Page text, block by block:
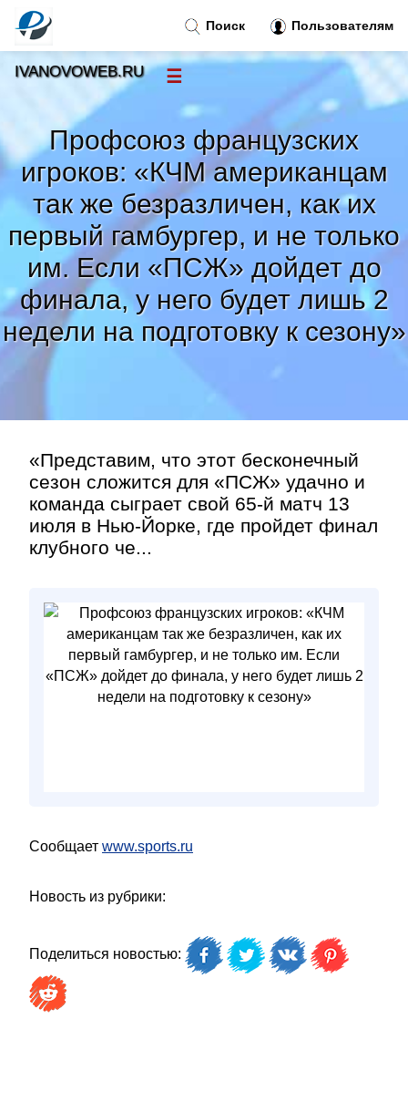
Профсоюз французских
игроков: «КЧМ американцам
так же безразличен, как их
первый гамбургер, и не только
им. Если «ПСЖ» дойдет до
финала, у него будет лишь 2
недели на подготовку к сезону»
«Представим, что этот бесконечный
сезон сложится для «ПСЖ» удачно и
команда сыграет свой 65-й матч 13
июля в Нью-Йорке, где пройдет финал
клубного че...
Сообщает www.sports.ru
Новость из рубрики:
Поделиться новостью:
Поиск Пользователям
IVANOVOWEB.RU ☰
Тренды новостей»
Рубрики»
Правила»
Контакт